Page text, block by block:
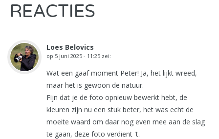
REACTIES
Loes Belovics
op 5 juni 2025 - 11:25 zei:
Wat een gaaf moment Peter! Ja, het lijkt wreed,
maar het is gewoon de natuur.
Fijn dat je de foto opnieuw bewerkt hebt, de
kleuren zijn nu een stuk beter, het was echt de
moeite waard om daar nog even mee aan de slag
te gaan, deze foto verdient 't.